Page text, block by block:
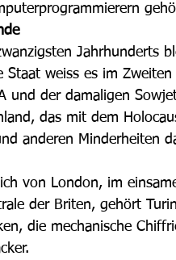
Jahrhunderts
weiss es im
und der damaligen
das mit dem
anderen Minderheiten
von London, im
der Briten, gehört
die mechanische